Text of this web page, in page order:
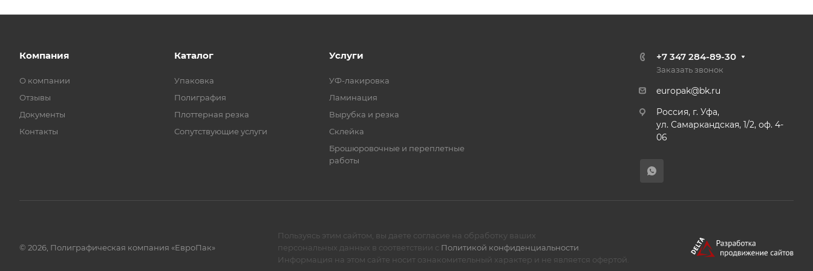
Компания
О компании
Отзывы
Документы
Контакты
Каталог
Упаковка
Полиграфия
Плоттерная резка
Сопутствующие услуги
Услуги
УФ-лакировка
Ламинация
Вырубка и резка
Склейка
Брошюровочные и переплетные
работы
+7 347 284-89-30
Заказать звонок
europak@bk.ru
Россия, г. Уфа,
ул. Самаркандская, 1/2, оф. 4-
06
© 2026, Полиграфическая компания «ЕвроПак»
Пользуясь этим сайтом, вы даете согласие на обработку ваших
персональных данных в соответствии с Политикой конфиденциальности
Информация на этом сайте носит ознакомительный характер и не является офертой.